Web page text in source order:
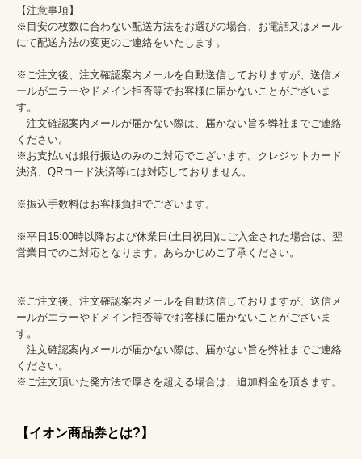
【注意事項】
※目安の枚数に合わない配送方法をお選びの場合、お電話又はメール
にて配送方法の変更のご連絡をいたします。
※ご注文後、注文確認案内メールを自動送信しておりますが、送信メ
ールがエラーやドメイン拒否等でお客様に届かないことがございま
す。
注文確認案内メールが届かない際は、届かない旨を弊社までご連絡
ください。
※お支払いは銀行振込のみのご対応でございます。クレジットカード
決済、QRコード決済等には対応しておりません。
※振込手数料はお客様負担でございます。
※平日15:00時以降および休業日(土日祝日)にご入金された場合は、翌
営業日でのご対応となります。あらかじめご了承ください。
※ご注文後、注文確認案内メールを自動送信しておりますが、送信メ
ールがエラーやドメイン拒否等でお客様に届かないことがございま
す。
注文確認案内メールが届かない際は、届かない旨を弊社までご連絡
ください。
※ご注文頂いた発方法で厚さを超える場合は、追加料金を頂きます。
【イオン商品券とは?】